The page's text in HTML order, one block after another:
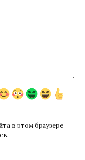
в этом браузере